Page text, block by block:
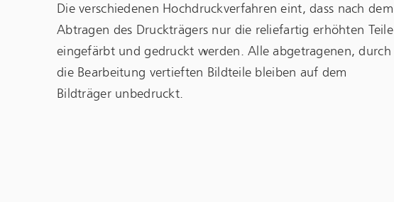
Die verschiedenen Hochdruckverfahren eint, dass nach dem
Abtragen des Druckträgers nur die reliefartig erhöhten Teile
eingefärbt und gedruckt werden. Alle abgetragenen, durch
die Bearbeitung vertieften Bildteile bleiben auf dem
Bildträger unbedruckt.